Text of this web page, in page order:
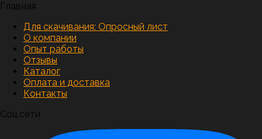
Главная
Для скачивания: Опросный лист
О компании
Опыт работы
Отзывы
Каталог
Оплата и доставка
Контакты
Соц.сети